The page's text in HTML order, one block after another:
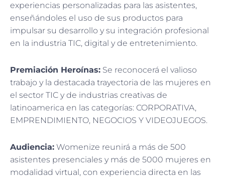
experiencias personalizadas para las asistentes,
enseñándoles el uso de sus productos para
impulsar su desarrollo y su integración profesional
en la industria TIC, digital y de entretenimiento.
Premiación Heroínas: Se reconocerá el valioso
trabajo y la destacada trayectoria de las mujeres en
el sector TIC y de industrias creativas de
latinoamerica en las categorías: CORPORATIVA,
EMPRENDIMIENTO, NEGOCIOS Y VIDEOJUEGOS.
Audiencia: Womenize reunirá a más de 500
asistentes presenciales y más de 5000 mujeres en
modalidad virtual, con experiencia directa en las